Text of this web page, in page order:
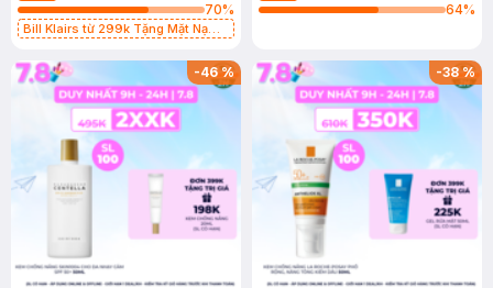
70%
Bill Klairs từ 299k Tặng Mặt Nạ
25ml (SL Có Hạn)
64%
-46% -38%